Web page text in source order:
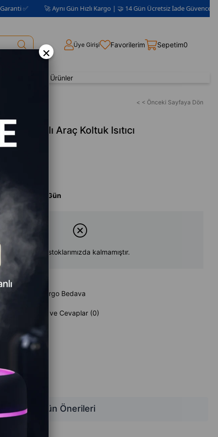
🚀 Aynı Gün Hızlı Kargo | 🤝 14 Gün Ücretsiz İade Güvencesi 📦 | 2
Üye Girişi Favorilerim Sepetim0
Yenilenmiş Ürünler
< < Önceki Sayfaya Dön
Isı Ayarlı Araç Koltuk Isıtıcı
Aynı Gün
Ürün stoklarımızda kalmamıştır.
Kargo Bedava
Sorular (0) ve Cevaplar (0)
Ürün Önerileri
×